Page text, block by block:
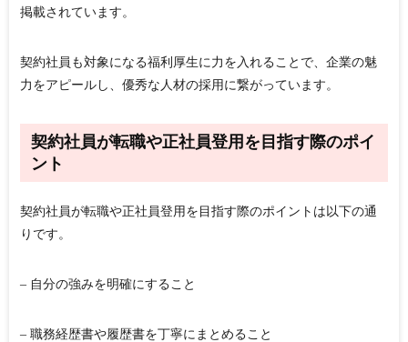
掲載されています。
契約社員も対象になる福利厚生に力を入れることで、企業の魅
力をアピールし、優秀な人材の採用に繋がっています。
契約社員が転職や正社員登用を目指す際のポイ
ント
契約社員が転職や正社員登用を目指す際のポイントは以下の通
りです。
– 自分の強みを明確にすること
– 職務経歴書や履歴書を丁寧にまとめること